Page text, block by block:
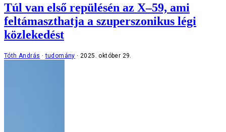
Túl van első repülésén az X–59, ami
feltámaszthatja a szuperszonikus légi
közlekedést
Tóth András tudomány 2025. október 29.